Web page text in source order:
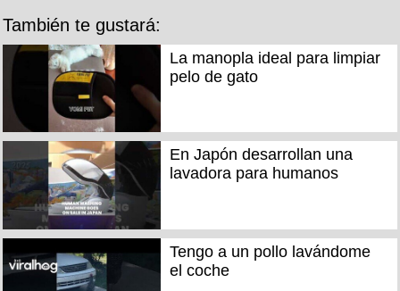
También te gustará:
La manopla ideal para limpiar
pelo de gato
En Japón desarrollan una
lavadora para humanos
Tengo a un pollo lavándome
el coche